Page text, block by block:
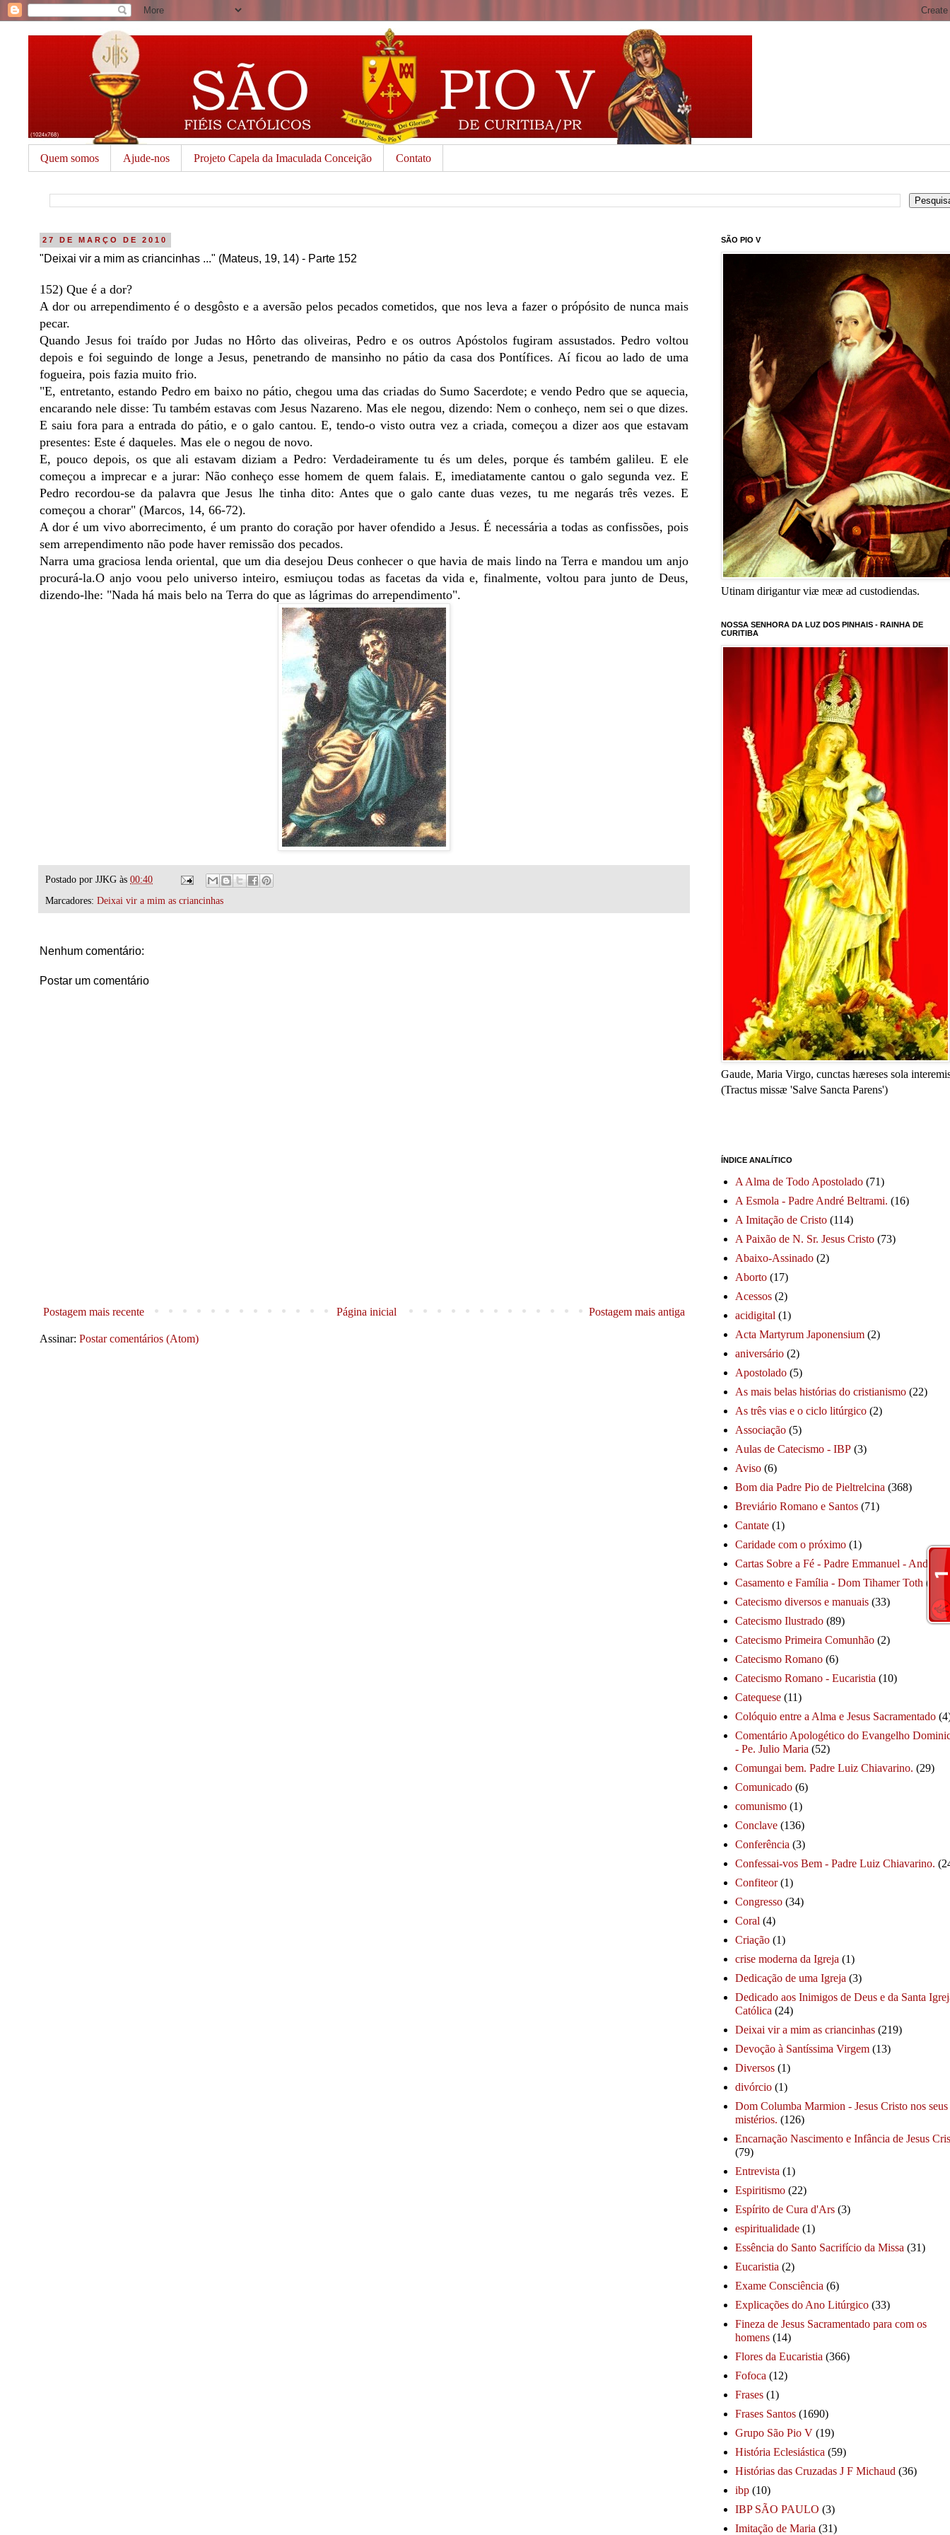
Quem somos Ajude-nos Projeto Capela da Imaculada Conceição Contato
27 DE MARÇO DE 2010
"Deixai vir a mim as criancinhas ..." (Mateus, 19, 14) - Parte 152
152) Que é a dor?
A dor ou arrependimento é o desgôsto e a aversão pelos pecados cometidos, que nos leva a fazer o própósito de nunca mais
pecar.
Quando Jesus foi traído por Judas no Hôrto das oliveiras, Pedro e os outros Apóstolos fugiram assustados. Pedro voltou
depois e foi seguindo de longe a Jesus, penetrando de mansinho no pátio da casa dos Pontífices. Aí ficou ao lado de uma
fogueira, pois fazia muito frio.
"E, entretanto, estando Pedro em baixo no pátio, chegou uma das criadas do Sumo Sacerdote; e vendo Pedro que se aquecia,
encarando nele disse: Tu também estavas com Jesus Nazareno. Mas ele negou, dizendo: Nem o conheço, nem sei o que dizes.
E saiu fora para a entrada do pátio, e o galo cantou. E, tendo-o visto outra vez a criada, começou a dizer aos que estavam
presentes: Este é daqueles. Mas ele o negou de novo.
E, pouco depois, os que ali estavam diziam a Pedro: Verdadeiramente tu és um deles, porque és também galileu. E ele
começou a imprecar e a jurar: Não conheço esse homem de quem falais. E, imediatamente cantou o galo segunda vez. E
Pedro recordou-se da palavra que Jesus lhe tinha dito: Antes que o galo cante duas vezes, tu me negarás três vezes. E
começou a chorar" (Marcos, 14, 66-72).
A dor é um vivo aborrecimento, é um pranto do coração por haver ofendido a Jesus. É necessária a todas as confissões, pois
sem arrependimento não pode haver remissão dos pecados.
Narra uma graciosa lenda oriental, que um dia desejou Deus conhecer o que havia de mais lindo na Terra e mandou um anjo
procurá-la.O anjo voou pelo universo inteiro, esmiuçou todas as facetas da vida e, finalmente, voltou para junto de Deus,
dizendo-lhe: "Nada há mais belo na Terra do que as lágrimas do arrependimento".
Postado por JJKG às 00:40
Marcadores: Deixai vir a mim as criancinhas
Nenhum comentário:
Postar um comentário
Postagem mais recente Postagem mais antiga
Página inicial
Assinar: Postar comentários (Atom)
SÃO PIO V
Utinam dirigantur viæ meæ ad custodiendas.
NOSSA SENHORA DA LUZ DOS PINHAIS - RAINHA DE
CURITIBA
Gaude, Maria Virgo, cunctas hæreses sola
(Tractus missæ 'Salve Sancta Parens')
ÍNDICE ANALÍTICO
A Alma de Todo Apostolado (71)
A Esmola - Padre André Beltrami. (16)
A Imitação de Cristo (114)
A Paixão de N. Sr. Jesus Cristo (73)
Abaixo-Assinado (2)
Aborto (17)
Acessos (2)
acidigital (1)
Acta Martyrum Japonensium (2)
aniversário (2)
Apostolado (5)
As mais belas histórias do cristianismo (22)
As três vias e o ciclo litúrgico (2)
Associação (5)
Aulas de Catecismo - IBP (3)
Aviso (6)
Bom dia Padre Pio de Pieltrelcina (368)
Breviário Romano e Santos (71)
Cantate (1)
Caridade com o próximo (1)
Cartas Sobre a Fé - Padre Emmanuel - André
Casamento e Família - Dom Tihamer Toth (115)
Catecismo diversos e manuais (33)
Catecismo Ilustrado (89)
Catecismo Primeira Comunhão (2)
Catecismo Romano (6)
Catecismo Romano - Eucaristia (10)
Catequese (11)
Colóquio entre a Alma e Jesus Sacramentado
Comentário Apologético do Evangelho
- Pe. Julio Maria (52)
Comungai bem. Padre Luiz Chiavarino. (29)
Comunicado (6)
comunismo (1)
Conclave (136)
Conferência (3)
Confessai-vos Bem - Padre Luiz Chiavarino.
Confiteor (1)
Congresso (34)
Coral (4)
Criação (1)
crise moderna da Igreja (1)
Dedicação de uma Igreja (3)
Dedicado aos Inimigos de Deus e da Santa
Católica (24)
Deixai vir a mim as criancinhas (219)
Devoção à Santíssima Virgem (13)
Diversos (1)
divórcio (1)
Dom Columba Marmion - Jesus Cristo nos seus
mistérios. (126)
Encarnação Nascimento e Infância de Jesus
(79)
Entrevista (1)
Espiritismo (22)
Espírito de Cura d'Ars (3)
espiritualidade (1)
Essência do Santo Sacrifício da Missa (31)
Eucaristia (2)
Exame Consciência (6)
Explicações do Ano Litúrgico (33)
Fineza de Jesus Sacramentado para com os
homens (14)
Flores da Eucaristia (366)
Fofoca (12)
Frases (1)
Frases Santos (1690)
Grupo São Pio V (19)
História Eclesiástica (59)
Histórias das Cruzadas J F Michaud (36)
ibp (10)
IBP SÃO PAULO (3)
Imitação de Maria (31)